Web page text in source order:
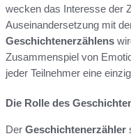
wecken das Interesse der
Auseinandersetzung mit
Geschichtenerzählens
Zusammenspiel von
jeder Teilnehmer eine
Die Rolle des
Der Geschichtenerzähler